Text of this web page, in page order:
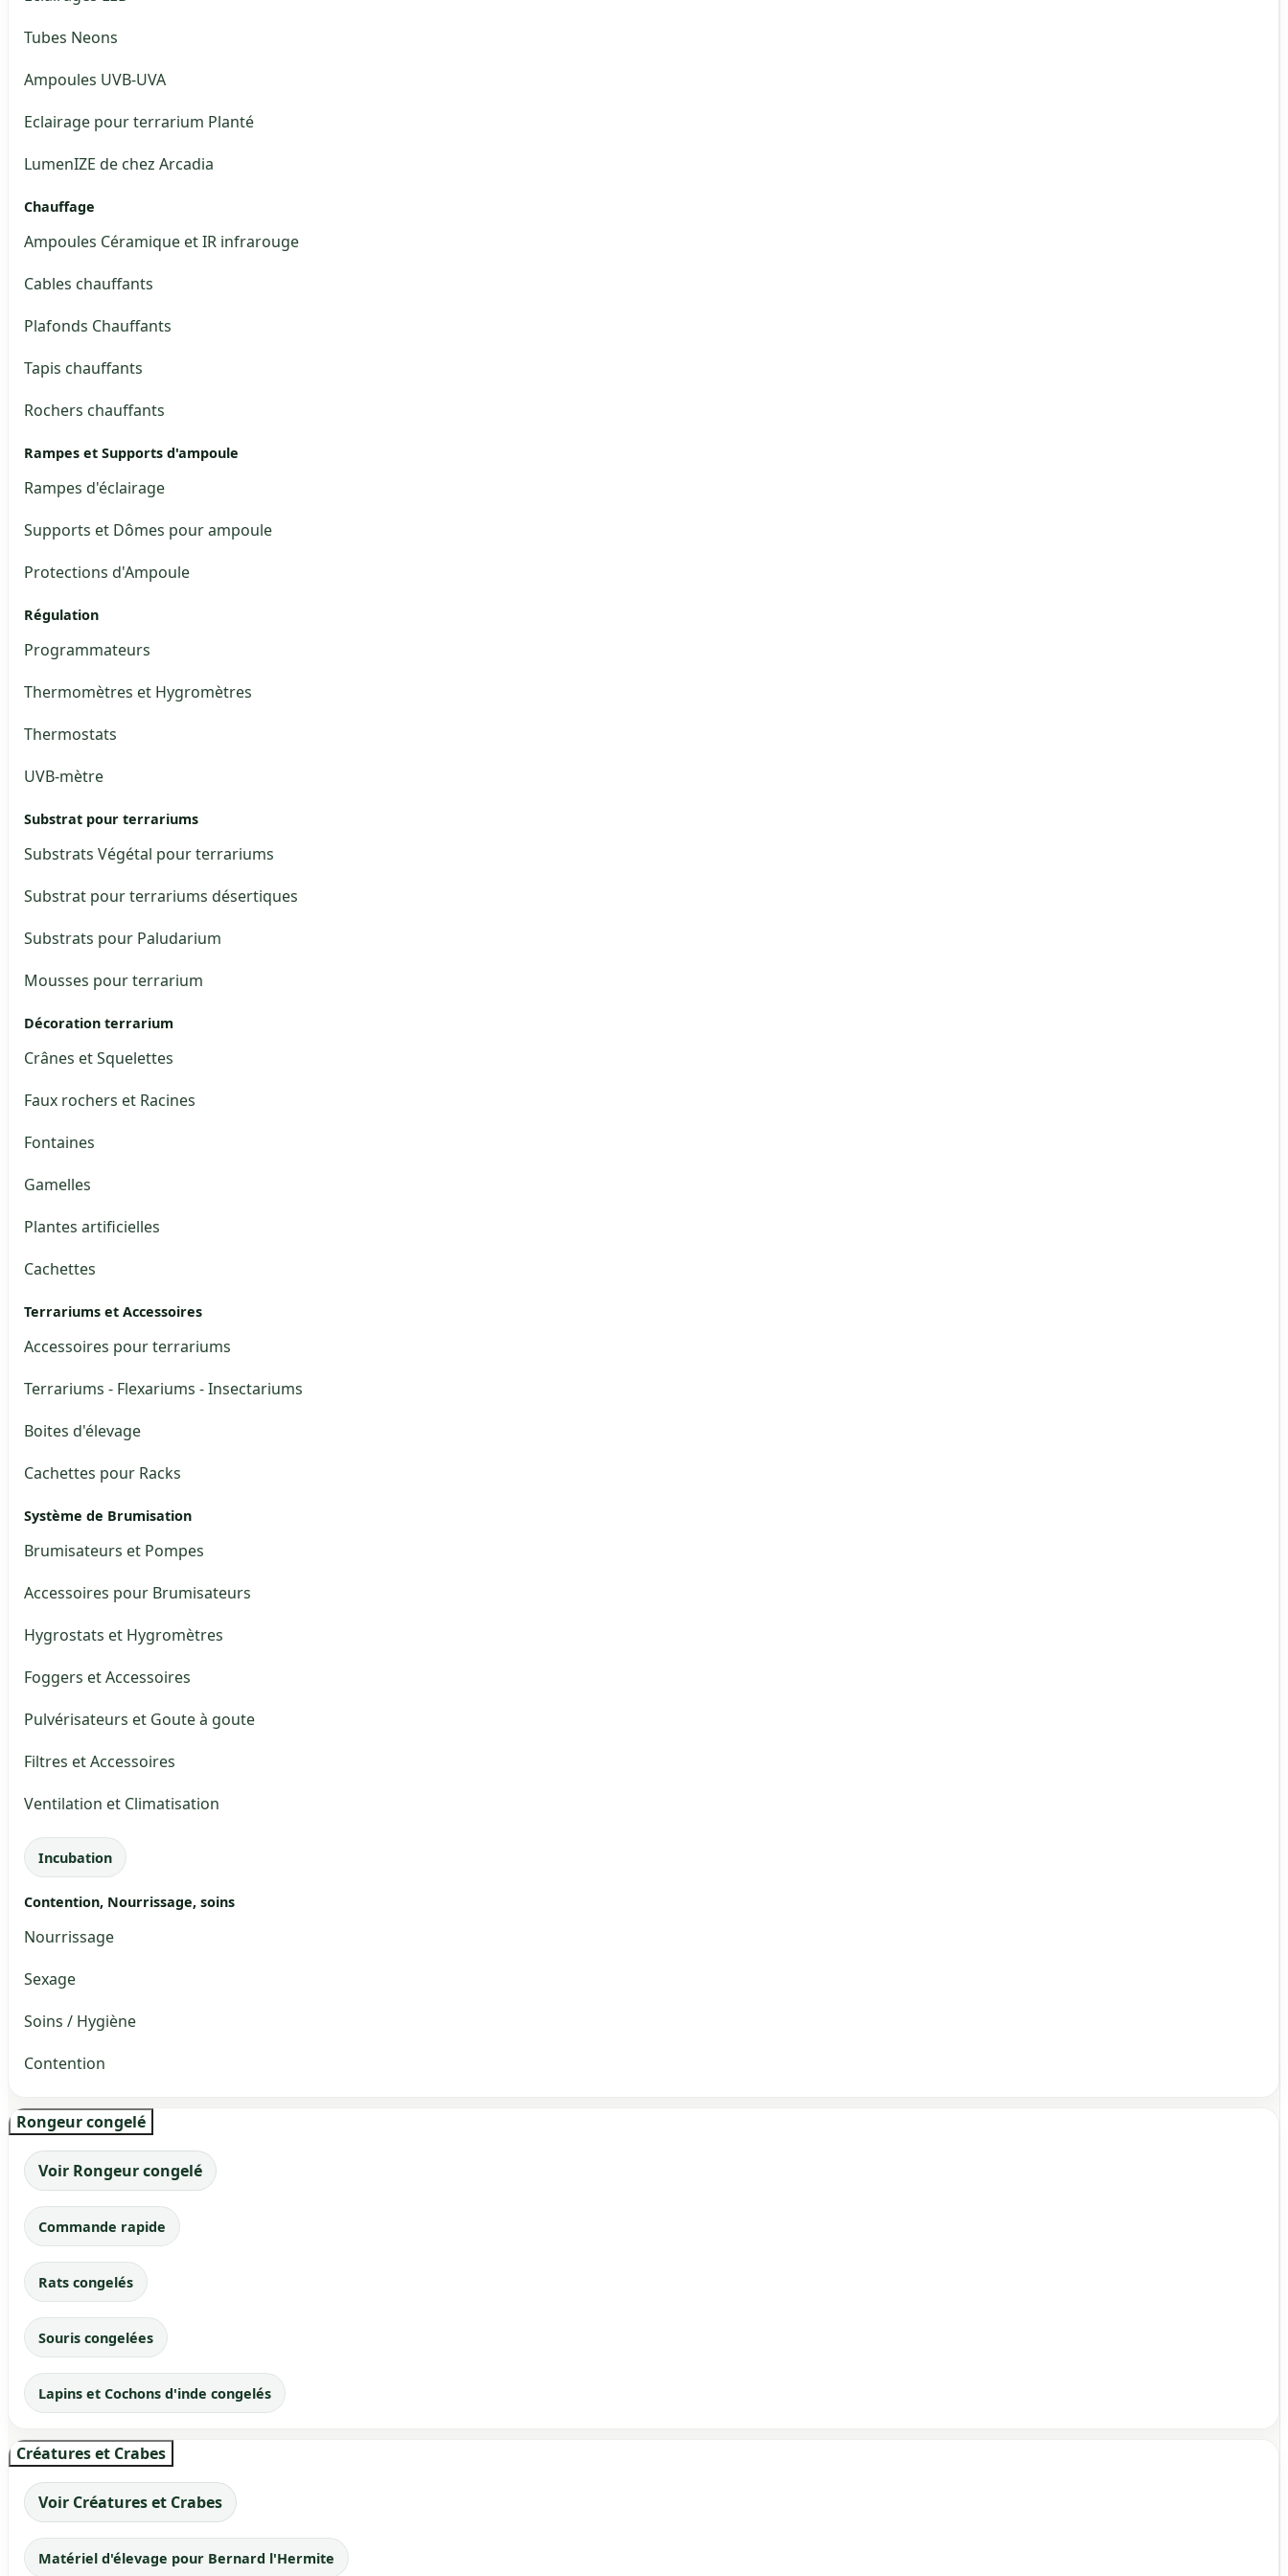
Tubes Neons
Ampoules UVB-UVA
Eclairage pour terrarium Planté
LumenIZE de chez Arcadia
Chauffage
Ampoules Céramique et IR infrarouge
Cables chauffants
Plafonds Chauffants
Tapis chauffants
Rochers chauffants
Rampes et Supports d'ampoule
Rampes d'éclairage
Supports et Dômes pour ampoule
Protections d'Ampoule
Régulation
Programmateurs
Thermomètres et Hygromètres
Thermostats
UVB-mètre
Substrat pour terrariums
Substrats Végétal pour terrariums
Substrat pour terrariums désertiques
Substrats pour Paludarium
Mousses pour terrarium
Décoration terrarium
Crânes et Squelettes
Faux rochers et Racines
Fontaines
Gamelles
Plantes artificielles
Cachettes
Terrariums et Accessoires
Accessoires pour terrariums
Terrariums - Flexariums - Insectariums
Boites d'élevage
Cachettes pour Racks
Système de Brumisation
Brumisateurs et Pompes
Accessoires pour Brumisateurs
Hygrostats et Hygromètres
Foggers et Accessoires
Pulvérisateurs et Goute à goute
Filtres et Accessoires
Ventilation et Climatisation
Incubation
Contention, Nourrissage, soins
Nourrissage
Sexage
Soins / Hygiène
Contention
Rongeur congelé
Voir Rongeur congelé
Commande rapide
Rats congelés
Souris congelées
Lapins et Cochons d'inde congelés
Créatures et Crabes
Voir Créatures et Crabes
Matériel d'élevage pour Bernard l'Hermite